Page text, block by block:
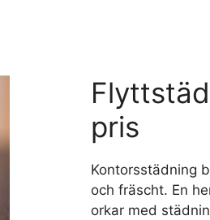
pris
Kontorsstädning
och fräscht. En
orkar med